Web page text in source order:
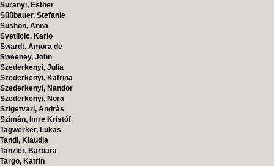
Suranyi, Esther
Süßbauer, Stefanie
Sushon, Anna
Svetlicic, Karlo
Swardt, Amora de
Sweeney, John
Szederkenyi, Julia
Szederkenyi, Katrina
Szederkenyi, Nandor
Szederkenyi, Nora
Szigetvari, András
Szimán, Imre Kristóf
Tagwerker, Lukas
Tandl, Klaudia
Tanzler, Barbara
Targo, Katrin